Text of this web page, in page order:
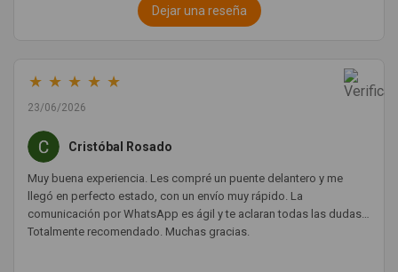
Dejar una reseña
★ ★ ★ ★ ★
23/06/2026
Cristóbal Rosado
Muy buena experiencia. Les compré un puente delantero y me
llegó en perfecto estado, con un envío muy rápido. La
comunicación por WhatsApp es ágil y te aclaran todas las dudas.
Totalmente recomendado. Muchas gracias.